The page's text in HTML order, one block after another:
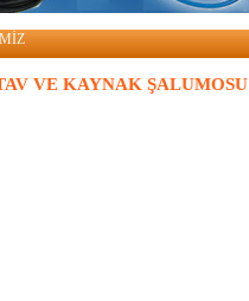
VE KAYNAK ŞALUMOSU